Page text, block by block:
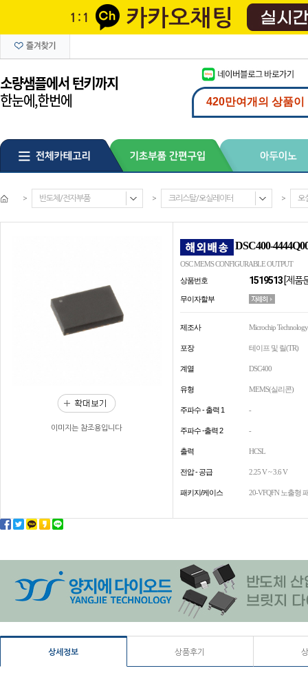
> 반도체/전자부품 > 크리스탈/오실레이터 > 오
이미지는 참조용입니다
DSC400-
OSC MEMS CONFIGURABLE OUTPUT
상품번호
1519513 [제품
무이자할부
제조사 Microchip Technology
포장 테이프 및 릴(TR)
계열 DSC400
유형 MEMS(실리콘)
주파수 - 출력 1 -
주파수 -출력 2 -
출력 HCSL
전압 - 공급 2.25 V ~ 3.6 V
패키지/케이스 20-VFQFN 노출형
상세정보 상품후기